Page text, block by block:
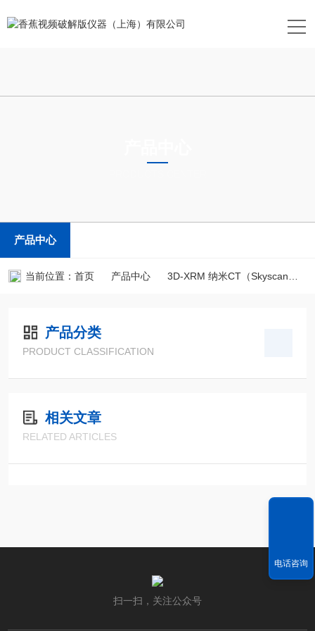
产品中心
当前位置： 首页 产品中心 3D-XRM 纳米CT（Skyscan）
产品分类
PRODUCT CLASSIFICATION
相关文章
RELATED ARTICLES
扫一扫，关注公众号
电话咨询